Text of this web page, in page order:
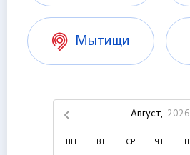
Мытищи
Август, 2026
ПН ВТ СР ЧТ